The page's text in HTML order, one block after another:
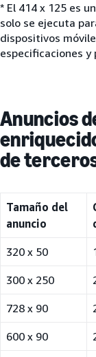
* El 414 x 125 es
solo se ejecuta
dispositivos
especificaciones y
Anuncios
de
Tamaño del
anuncio
320 x 50
300 x 250
728 x 90
600 x 90